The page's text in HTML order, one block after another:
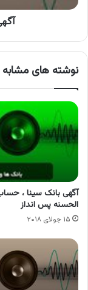
نوشته های مشابه
آگهی بانک سینا ،
الحسنه پس انداز
۱۵ جولای ۲۰۱۸